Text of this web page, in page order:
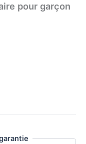
pour garçon